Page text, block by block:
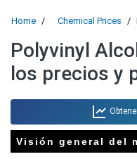
Home Chemical Prices
Polyvinyl
los precios y
Visión general del